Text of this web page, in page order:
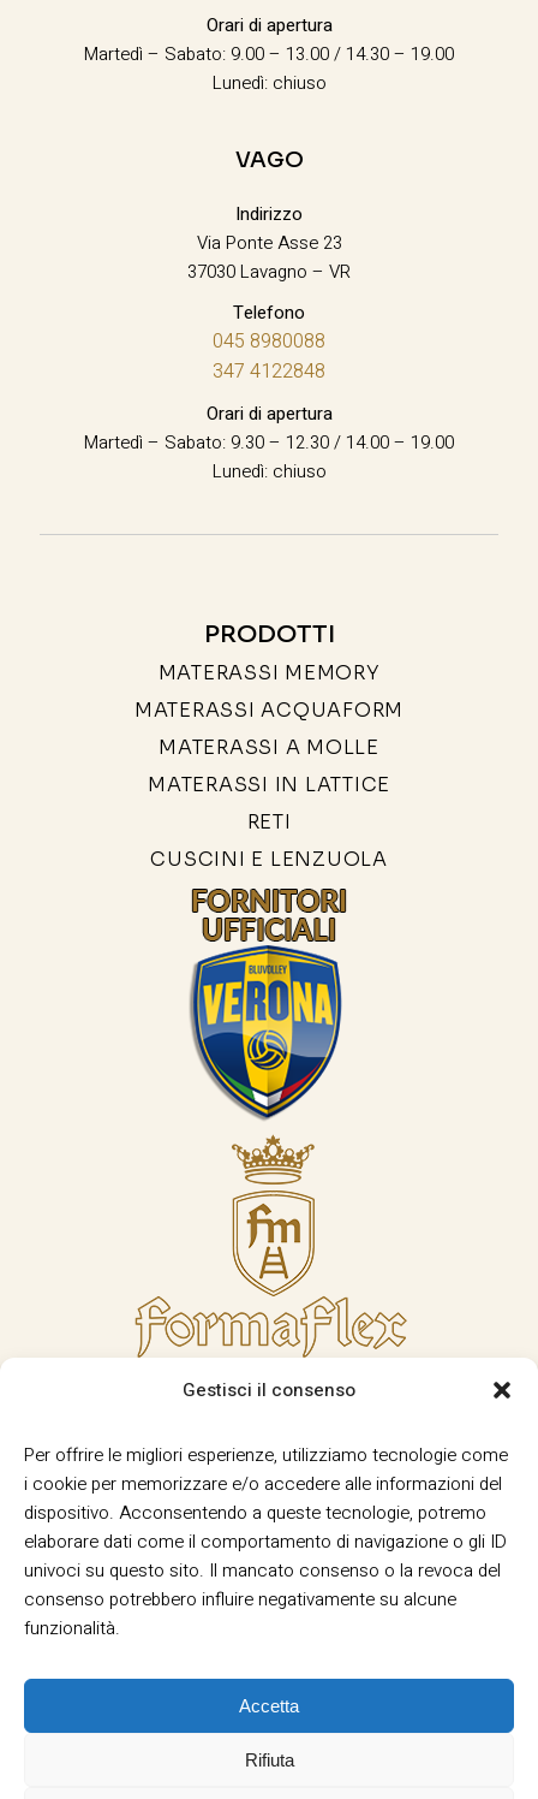
Gestisci il consenso
Per offrire le migliori esperienze, utilizziamo tecnologie come
i cookie per memorizzare e/o accedere alle informazioni del
dispositivo. Acconsentendo a queste tecnologie, potremo
elaborare dati come il comportamento di navigazione o gli ID
univoci su questo sito. Il mancato consenso o la revoca del
consenso potrebbero influire negativamente su alcune
funzionalità.
Accetta
Rifiuta
Orari di apertura
Martedì – Sabato: 9.00 – 13.00 / 14.30 – 19.00
Lunedì: chiuso
VAGO
Indirizzo
Via Ponte Asse 23
37030 Lavagno – VR
Telefono
045 8980088
347 4122848
Orari di apertura
Martedì – Sabato: 9.30 – 12.30 / 14.00 – 19.00
Lunedì: chiuso
PRODOTTI
MATERASSI MEMORY
MATERASSI ACQUAFORM
MATERASSI A MOLLE
MATERASSI IN LATTICE
RETI
CUSCINI E LENZUOLA
Privacy